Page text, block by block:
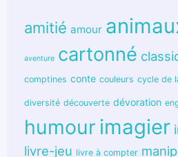
amitié amour
aventure cartonné
comptines conte couleurs cycle de
diversité découverte dévoration
humour imagier
livre-jeu livre à compter